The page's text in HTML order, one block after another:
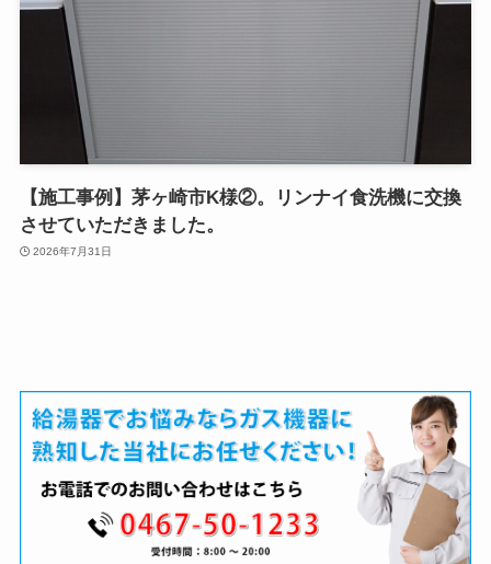
【施工事例】茅ヶ崎市K様②。リンナイ食洗機に交換
させていただきました。
2026年7月31日